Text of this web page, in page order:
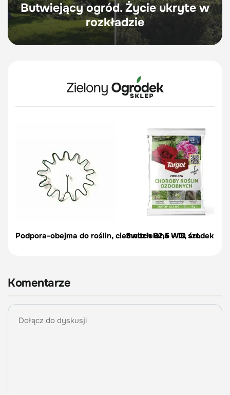
Butwiejący ogród. Życie ukryte w
rozkładzie
Podpora-obejma do roślin, ciemnozielona – 10 szt.
Switch 62,5 WG, środek
Komentarze